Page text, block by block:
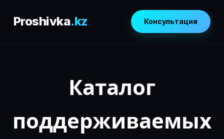
Proshivka.kz Консультация
Каталог
поддерживаемых